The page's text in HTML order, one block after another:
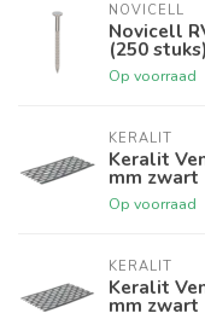
NOVICELL
Novicell
(250
Op voorraad
KERALIT
Keralit
mm zwart
Op voorraad
KERALIT
Keralit
mm zwart